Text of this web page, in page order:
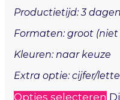
Productietijd: 3 dagen
Formaten: groot
Kleuren: naar keuze
Extra optie: cijfer/
Opties selecteren